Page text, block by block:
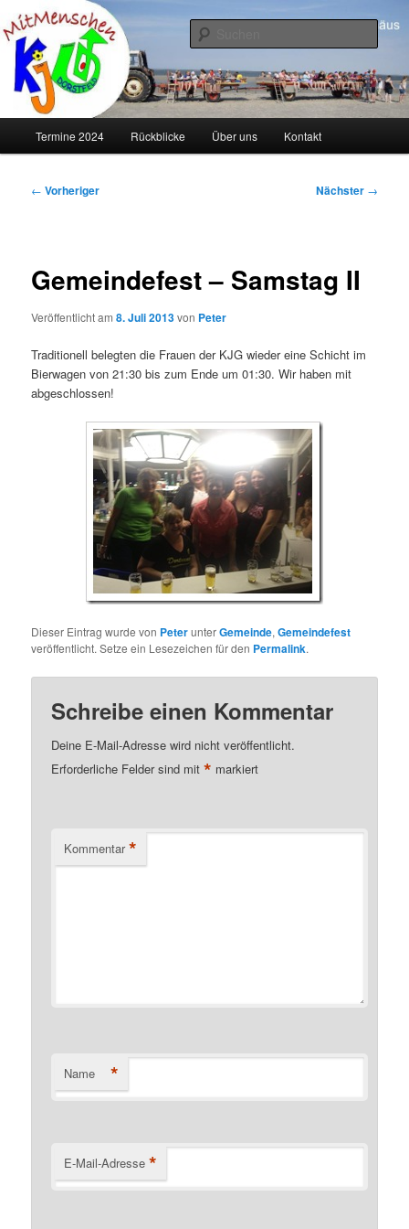
Zum
primären
Inhalt
springenKJG Dorstfeld
Termine 2024 Rückblicke Über uns Kontakt
Beitragsnavigation
← Vorheriger Nächster →
Gemeindefest – Samstag II
Veröffentlicht am8. Juli 2013von Peter
Traditionell belegten die Frauen der KJG wieder eine Schicht im
Bierwagen von 21:30 bis zum Ende um 01:30. Wir haben mit
abgeschlossen!
Dieser Eintrag wurde von PeterunterGemeinde,Gemeindefest
veröffentlicht. Setze ein Lesezeichen für den Permalink.
Schreibe einen Kommentar
Deine E-Mail-Adresse wird nicht veröffentlicht.
Erforderliche Felder sind mit* markiert
Kommentar *
Name *
E-Mail-Adresse *